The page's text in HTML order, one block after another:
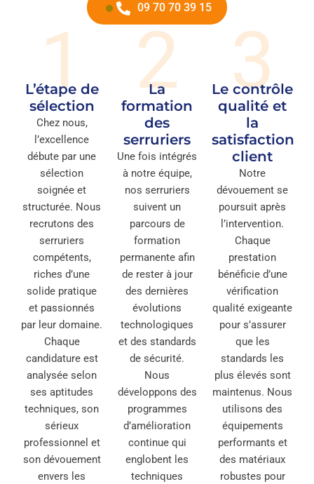
09 70 70 39 15
1
L’étape de
sélection
Chez nous,
l’excellence
débute par une
sélection
soignée et
structurée. Nous
recrutons des
serruriers
compétents,
riches d’une
solide pratique
et passionnés
par leur domaine.
Chaque
candidature est
analysée selon
ses aptitudes
techniques, son
sérieux
professionnel et
son dévouement
envers les
2
La
formation
des
serruriers
Une fois intégrés
à notre équipe,
nos serruriers
suivent un
parcours de
formation
permanente afin
de rester à jour
des dernières
évolutions
technologiques
et des standards
de sécurité.
Nous
développons des
programmes
d’amélioration
continue qui
englobent les
techniques
3
Le contrôle
qualité et
la
satisfaction
client
Notre
dévouement se
poursuit après
l’intervention.
Chaque
prestation
bénéficie d’une
vérification
qualité exigeante
pour s’assurer
que les
standards les
plus élevés sont
maintenus. Nous
utilisons des
équipements
performants et
des matériaux
robustes pour